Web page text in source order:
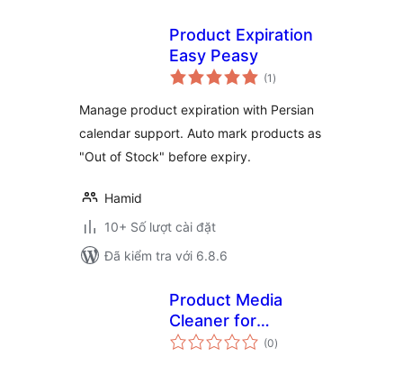
Product Expiration
Easy Peasy
(1 tổng
đánh
)
Manage product expiration with Persian
calendar support. Auto mark products as
"Out of Stock" before expiry.
Hamid
10+ Số lượt cài đặt
Đã kiểm tra với 6.8.6
Product Media
Cleaner for
WooCommerce
(0tổng
đánh
)